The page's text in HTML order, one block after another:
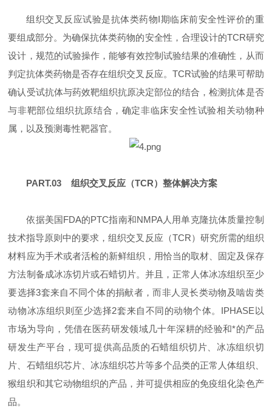
组织交叉反应试验是抗体类药物I期临床前安全性评价的重
要组成部分。为确保抗体类药物的安全性，合理设计的TCR研究
设计，规范的试验操作，能够有效控制试验结果的准确性，从而
判定抗体类药物是否存在组织交叉反应。TCR试验的结果可帮助
确认受试抗体与药效靶组织抗原决定部位的结合，检测抗体是否
与非靶部位组织抗原结合，确定非临床安全性试验相关动物种
属，以及预测毒性靶器官。
PART.03 组织交叉反应（TCR）整体解决方案
依据美国FDA的PTC指南和NMPA人用单克隆抗体质量控制
技术指导原则中的要求，组织交叉反应（TCR）研究所需的组织
材料应为手术或者活检的新鲜组织，用恰当的取材、固定及保存
方法制备成冰冻切片或石蜡切片。并且，正常人体冰冻组织至少
要选择3套来自不同个体的捐献者，而非人灵长类动物及啮齿类
动物冰冻组织则至少选择2套来自不同的动物个体。IPHASE以
市场为导向，凭借在医药研发领域几十年深耕的经验和*的产品
研发生产平台，现可提供高品质的石蜡组织切片、冰冻组织切
片、石蜡组织芯片、冰冻组织芯片等多个品类的正常人体组织、
猴组织和其它动物组织的产品，并可提供相应的免疫组化染色产
品。